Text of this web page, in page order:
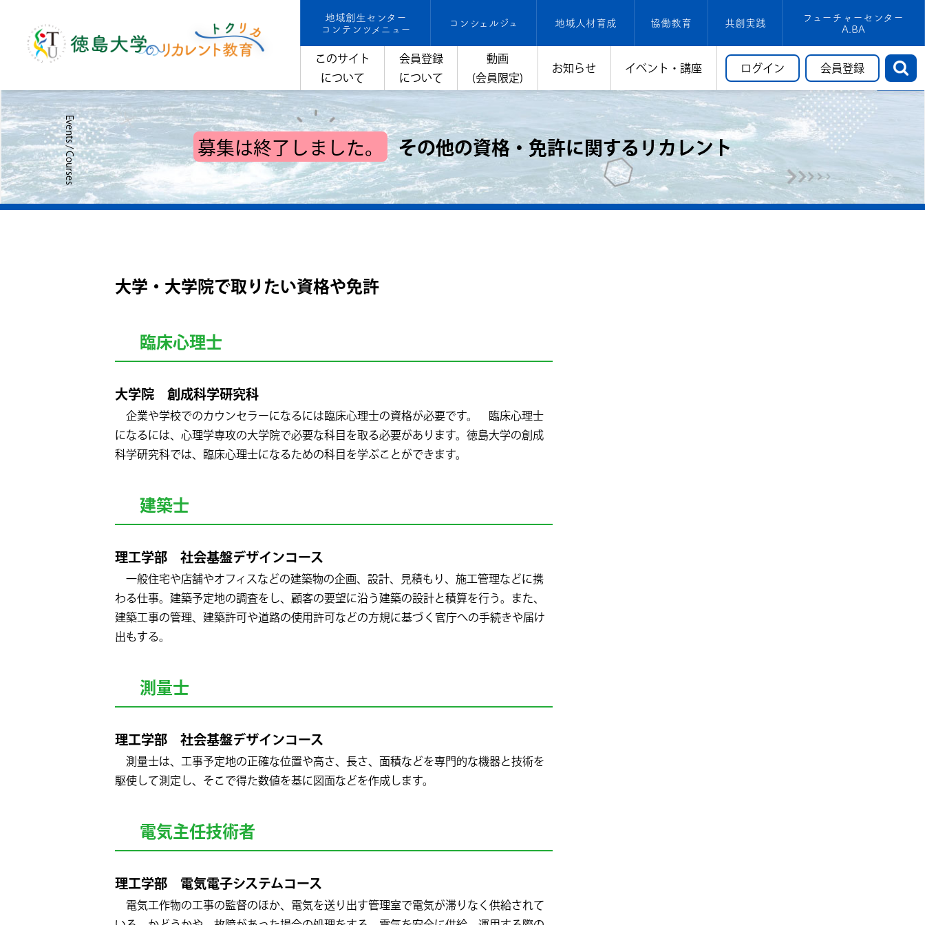
地域創生センター
コンテンツメニュー
コンシェルジュ 地域人材育成 協働教育 共創実践
フューチャーセンター
A.BA
このサイト
について
会員登録
について
動画
(会員限定)
お知らせ イベント・講座 ログイン 会員登録
募集は終了しました。 その他の資格・免許に関するリカレント
大学・大学院で取りたい資格や免許
臨床心理士
大学院 創成科学研究科
企業や学校でのカウンセラーになるには臨床心理士の資格が必要です。 臨床心理士
になるには、心理学専攻の大学院で必要な科目を取る必要があります。徳島大学の創成
科学研究科では、臨床心理士になるための科目を学ぶことができます。
建築士
理工学部 社会基盤デザインコース
一般住宅や店舗やオフィスなどの建築物の企画、設計、見積もり、施工管理などに携
わる仕事。建築予定地の調査をし、顧客の要望に沿う建築の設計と積算を行う。また、
建築工事の管理、建築許可や道路の使用許可などの方規に基づく官庁への手続きや届け
出もする。
測量士
理工学部 社会基盤デザインコース
測量士は、工事予定地の正確な位置や高さ、長さ、面積などを専門的な機器と技術を
駆使して測定し、そこで得た数値を基に図面などを作成します。
電気主任技術者
理工学部 電気電子システムコース
電気工作物の工事の監督のほか、電気を送り出す管理室で電気が滞りなく供給されて